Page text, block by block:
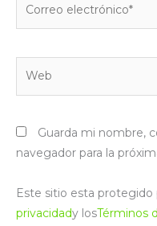
Guarda mi nombre,
navegador para la
Este sitio esta protegido
privacidady losTérminos